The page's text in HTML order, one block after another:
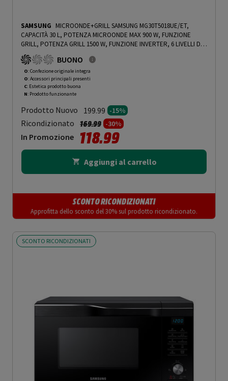
SAMSUNG MICROONDE+GRILL SAMSUNG MG30T5018UE/ET,
CAPACITÀ 30 L, POTENZA MICROONDE MAX 900 W, FUNZIONE
GRILL, POTENZA GRILL 1500 W, FUNZIONE INVERTER, 6 LIVELLI DI
POTENZA, FUNZIONE VAPORE, PORCELLANA - PRMG GRADING
OOCN - 15% -PRMG GRADING OOCN - 15%
BUONO
O: Confezione originale integra
O: Accessori principali presenti
C: Estetica prodotto buona
N: Prodotto funzionante
Prodotto Nuovo 199.99 -15%
Ricondizionato Prezzo ridotto da
169.99a-30%
In Promozione 118.99
Aggiungi al carrello
SCONTO RICONDIZIONATI
Approfitta dello sconto del 30% sul prodotto ricondizionato.
SCONTO RICONDIZIONATI